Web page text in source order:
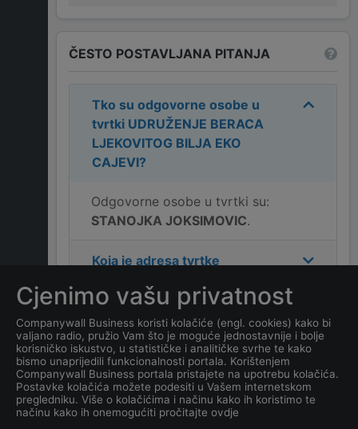
ČESTO POSTAVLJANA PITANJA
Tko su odgovorne osobe u
tvrtki UDRUŽENJE BERACA
LJEKOVITOG BILJA EKO
CAJEVI?
Odgovorne osobe u tvrtki su:
STANOJKA JOKSIMOVIC.
Koja je adresa tvrtke
LJEKOVITOG BILJA EKO
CAJEVI?
Koji je datum osnivanja
tvrtkeUDRUŽENJE BERACA
LJEKOVITOG BILJA EKO
CAJEVI?
Cjenimo vašu privatnost
Companywall Business koristi kolačiće (engl. cookies) kako bi
valjano radio, pružio Vam što je moguće jednostavnije i bolje
korisničko iskustvo, u statističke i analitičke svrhe te kako
bismo unaprijedili funkcionalnosti portala. Korištenjem
Companywall Business portala pristajete na upotrebu kolačića.
Postavke kolačića možete podesiti u Vašem internetskom
pregledniku. Više o kolačićima i načinu kako ih koristimo te
načinu kako ih onemogućiti pročitajte ovdje